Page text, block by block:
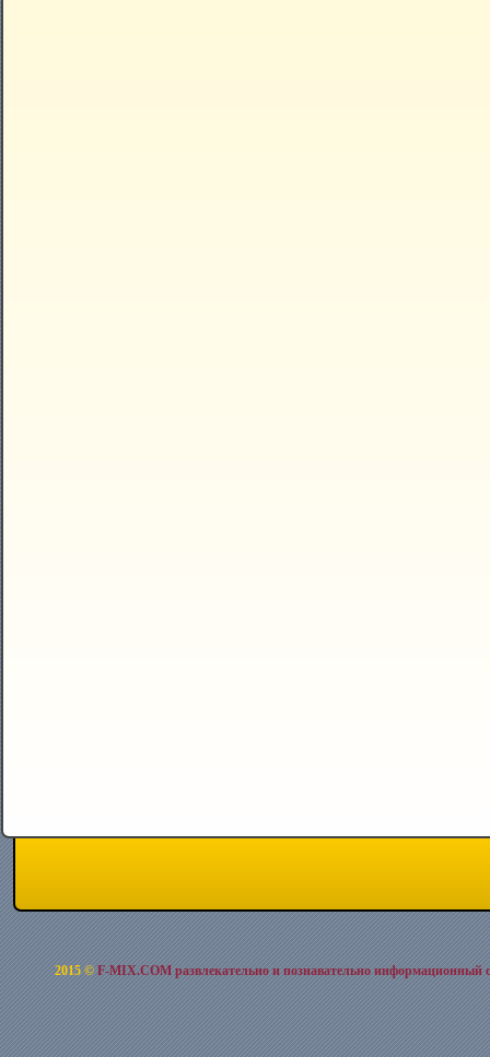
2015 ©F-MIX.COM развлекательно и познавательно информационный